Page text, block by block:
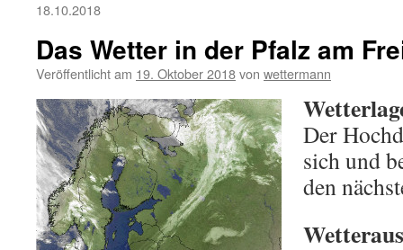
18.10.2018
Das Wetter in der Pfalz am
Veröffentlicht am 19. Oktober 2018von wettermann
Der
sich und
den